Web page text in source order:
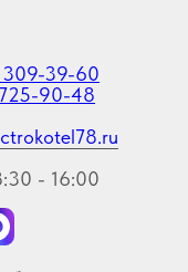
309-39-60
90-48
- 16:00